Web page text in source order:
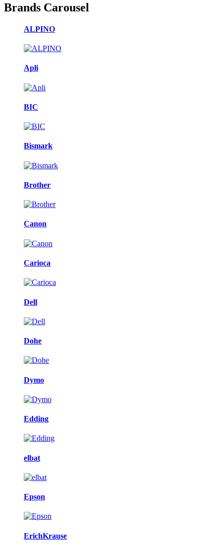
Brands Carousel
ALPINO
Apli
BIC
Bismark
Brother
Canon
Carioca
Dell
Dohe
Dymo
Edding
elbat
Epson
ErichKrause